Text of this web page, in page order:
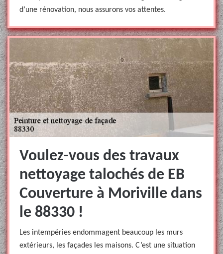
d’une rénovation, nous assurons vos attentes.
Voulez-vous des travaux
nettoyage talochés de EB
Couverture à Moriville dans
le 88330 !
Les intempéries endommagent beaucoup les murs
extérieurs, les façades les maisons. C’est une situation